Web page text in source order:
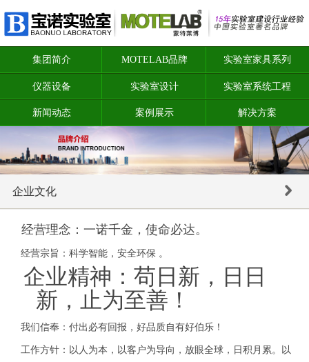
集团简介 MOTELAB品牌 实验室家具系列
仪器设备 实验室设计 实验室系统工程
新闻动态 案例展示 解决方案
企业文化
经营理念：一诺千金，使命必达。
经营宗旨：科学智能，安全环保 。
企业精神：苟日新，日日
新，止为至善！
我们信奉：付出必有回报，好品质自有好伯乐！
工作方针：以人为本，以客户为导向，放眼全球，日积月累。以